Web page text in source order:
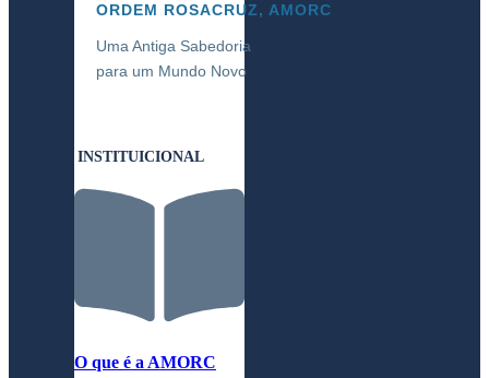
ORDEM ROSACRUZ, AMORC
Uma Antiga Sabedoria
para um Mundo Novo
INSTITUICIONAL
O que é a AMORC